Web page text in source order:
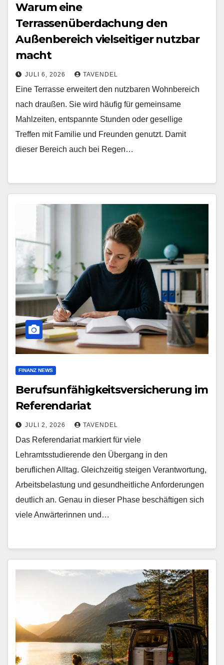
Warum eine
Terrassenüberdachung den
Außenbereich vielseitiger nutzbar
macht
JULI 6, 2026 TAVENDEL
Eine Terrasse erweitert den nutzbaren Wohnbereich
nach draußen. Sie wird häufig für gemeinsame
Mahlzeiten, entspannte Stunden oder gesellige
Treffen mit Familie und Freunden genutzt. Damit
dieser Bereich auch bei Regen…
FINANZ NEWS
Berufsunfähigkeitsversicherung im
Referendariat
JULI 2, 2026 TAVENDEL
Das Referendariat markiert für viele
Lehramtsstudierende den Übergang in den
beruflichen Alltag. Gleichzeitig steigen Verantwortung,
Arbeitsbelastung und gesundheitliche Anforderungen
deutlich an. Genau in dieser Phase beschäftigen sich
viele Anwärterinnen und…